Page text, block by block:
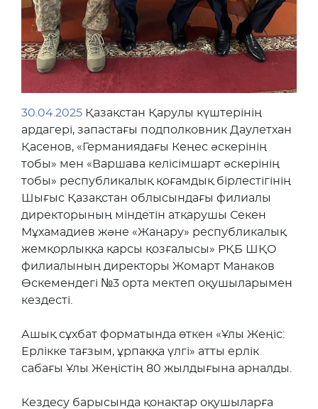
30.04.2025 Қазақстан Қарулы күштерінің
ардагері, запастағы подполковник Даулетхан
Қасенов, «Германиядағы Кеңес әскерінің
тобы» мен «Варшава келісімшарт әскерінің
тобы» республикалық қоғамдық бірлестігінің
Шығыс Қазақстан облысындағы филиалы
директорының міндетін атқарушы Секен
Мұхамадиев және «Жаңару» республикалық
жемқорлыққа қарсы қозғалысы» РҚБ ШҚО
филиалының директоры Жомарт Манаков
Өскемендегі №3 орта мектеп оқушыларымен
кездесті.
Ашық сұхбат форматында өткен «Ұлы Жеңіс:
Ерлікке тағзым, ұрпаққа үлгі» атты ерлік
сабағы Ұлы Жеңістің 80 жылдығына арналды.
Кездесу барысында қонақтар оқушыларға